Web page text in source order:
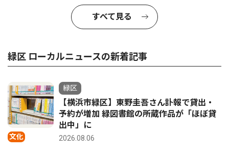
すべて見る
緑区 ローカルニュースの新着記事
文化
緑区
【横浜市緑区】東野圭吾さん訃報で貸出・
予約が増加 緑図書館の所蔵作品が「ほぼ貸
出中」に
2026.08.06